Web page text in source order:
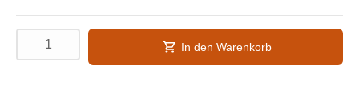
In den Warenkorb